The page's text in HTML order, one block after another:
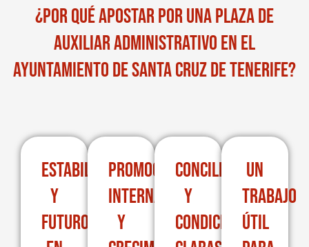
¿POR QUÉ APOSTAR POR UNA PLAZA DE
AUXILIAR ADMINISTRATIVO EN EL
AYUNTAMIENTO DE SANTA CRUZ DE TENERIFE?
ESTABILIDAD
Y
FUTURO
PROMOCIÓN
INTERNA
Y
CONCILIACIÓN
Y
CONDICIONES
UN
TRABAJO
ÚTIL